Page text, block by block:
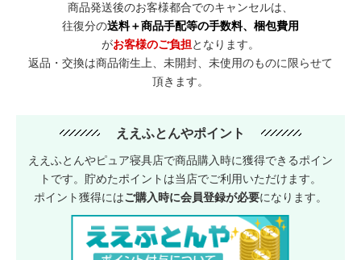
商品発送後のお客様都合でのキャンセルは、
往復分の送料＋商品手配等の手数料、梱包費用
がお客様のご負担となります。
返品・交換は商品衛生上、未開封、未使用のものに限らせて
頂きます。
ええふとんやポイント
ええふとんやピュア寝具店で商品購入時に獲得できるポイン
トです。貯めたポイントは当店でご利用いただけます。
ポイント獲得にはご購入時に会員登録が必要になります。